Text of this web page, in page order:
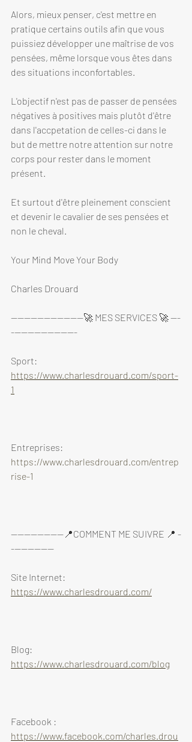
Alors, mieux penser, c'est mettre en
pratique certains outils afin que vous
puissiez développer une maîtrise de vos
pensées, même lorsque vous êtes dans
des situations inconfortables.
L'objectif n'est pas de passer de pensées
négatives à positives mais plutôt d'être
dans l'accpetation de celles-ci dans le
but de mettre notre attention sur notre
corps pour rester dans le moment
présent.
Et surtout d'être pleinement conscient
et devenir le cavalier de ses pensées et
non le cheval.
Your Mind Move Your Body
Charles Drouard
----------------------🚀 MES SERVICES 🚀 ---
--------------------
Sport:
https://www.charlesdrouard.com/sport-
1
Entreprises:
https://www.charlesdrouard.com/entrep
rise-1
----------------📍COMMENT ME SUIVRE 📍 -
-------------
Site Internet:
https://www.charlesdrouard.com/
Blog:
https://www.charlesdrouard.com/blog
Facebook :
https://www.facebook.com/charles.drou